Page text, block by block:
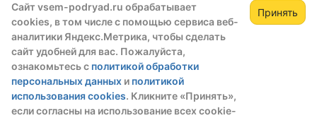
Сайт vsem-podryad.ru обрабатывает
cookies, в том числе с помощью сервиса веб-
аналитики Яндекс.Метрика, чтобы сделать
сайт удобней для вас. Пожалуйста,
ознакомьтесь с политикой обработки
персональных данных и политикой
использования cookies. Кликните «Принять»,
если согласны на использование всех cookie-
Принять
Реестровая запись №32021 от 06.02.2026
Политика конфиденциальности
О компании